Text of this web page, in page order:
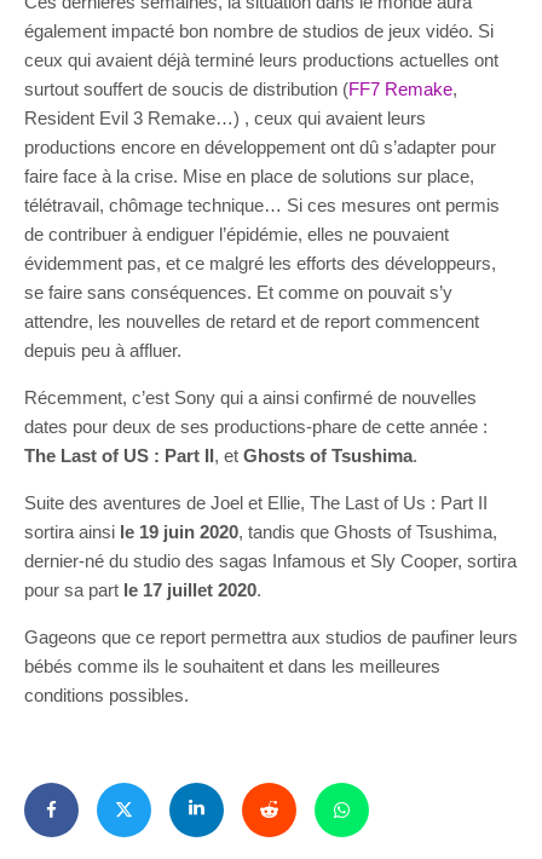
également impacté bon nombre de studios de jeux vidéo. Si
ceux qui avaient déjà terminé leurs productions actuelles ont
surtout souffert de soucis de distribution (FF7 Remake,
Resident Evil 3 Remake…) , ceux qui avaient leurs
productions encore en développement ont dû s’adapter pour
faire face à la crise. Mise en place de solutions sur place,
télétravail, chômage technique… Si ces mesures ont permis
de contribuer à endiguer l’épidémie, elles ne pouvaient
évidemment pas, et ce malgré les efforts des développeurs,
se faire sans conséquences. Et comme on pouvait s’y
attendre, les nouvelles de retard et de report commencent
depuis peu à affluer.
Récemment, c’est Sony qui a ainsi confirmé de nouvelles
dates pour deux de ses productions-phare de cette année :
The Last of US : Part II, et Ghosts of Tsushima.
Suite des aventures de Joel et Ellie, The Last of Us : Part II
sortira ainsi le 19 juin 2020, tandis que Ghosts of Tsushima,
dernier-né du studio des sagas Infamous et Sly Cooper, sortira
pour sa part le 17 juillet 2020.
Gageons que ce report permettra aux studios de paufiner leurs
bébés comme ils le souhaitent et dans les meilleures
conditions possibles.